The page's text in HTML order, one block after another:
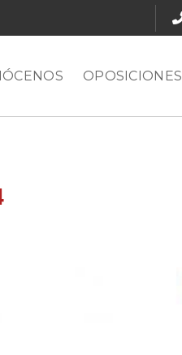
OPOSICIONES